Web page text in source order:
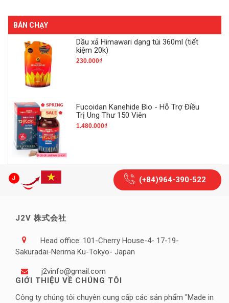
BÁN CHẠY
Dầu xả Himawari dạng túi 360ml (tiết
kiệm 20k)
230.000₫
Fucoidan Kanehide Bio - Hỗ Trợ Điều
Trị Ung Thư 150 Viên
1.480.000₫
(+84)964-390-522
J2V 株式会社
Head office: 101-Cherry House-4- 17-19-
Sakuradai-Nerima Ku-Tokyo- Japan
j2vinfo@gmail.com
GIỚI THIỆU VỀ CHÚNG TÔI
Công ty chúng tôi chuyên cung cấp các sản phẩm "Made in